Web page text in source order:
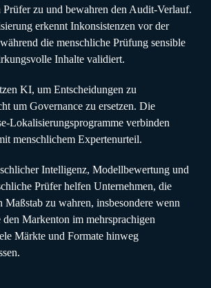
Prüfer zu und bewahren den Audit-Verlauf.
erkennt Inkonsistenzen vor der
die menschliche Prüfung sensible
Inhalte validiert.
KI, um Entscheidungen zu
um Governance zu ersetzen. Die
Lokalisierungsprogramme verbinden
menschlichem Expertenurteil.
Intelligenz, Modellbewertung und
Prüfer helfen Unternehmen, die
Maßstab zu wahren, insbesondere wenn
Markenton im mehrsprachigen
Märkte und Formate hinweg